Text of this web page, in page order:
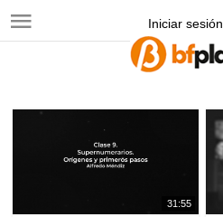
Iniciar sesión
31:55